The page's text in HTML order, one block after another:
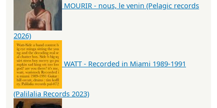
MOURIR - nous, le venin (Pelagic records
2026)
WATT - Recorded in Miami 1989-1991
(Palilalia Records 2023)